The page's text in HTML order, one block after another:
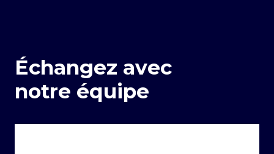
Échangez avec
notre équipe